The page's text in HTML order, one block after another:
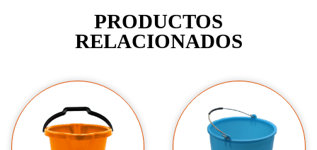
PRODUCTOS
RELACIONADOS